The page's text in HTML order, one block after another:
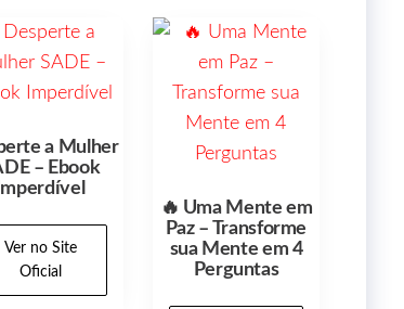
a Mulher
– Ebook
Imperdível
Ver no Site
Oficial
🔥 Uma Mente em
Paz – Transforme
sua Mente em 4
Perguntas